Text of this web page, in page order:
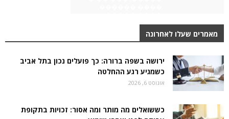
מאמרים שעלו לאחרונה
ירושה בשפה ברורה: כך פועלים נכון בתל אביב
כשמגיע רגע ההחלטה
אוגוסט 6, 2026
כששואלים מה מותר ומה אסור: זכויות בתקופת